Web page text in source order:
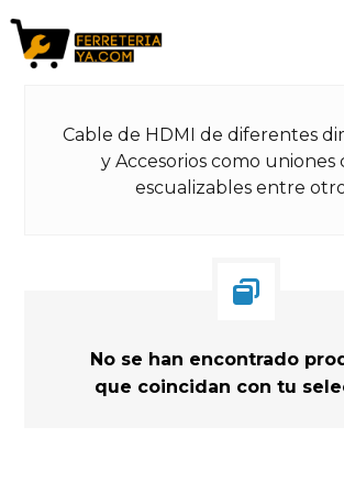
Cable de HDMI de diferentes
y Accesorios como uniones
escualizables entre
No se han encontrado
que coincidan con tu